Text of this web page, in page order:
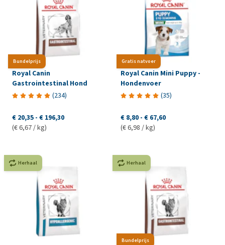
Bundelprijs
Royal Canin
Gastrointestinal Hond
(234)
€ 20,35 - € 196,30
(€ 6,67 / kg)
Gratis natvoer
Royal Canin Mini Puppy -
Hondenvoer
(35)
€ 8,80 - € 67,60
(€ 6,98 / kg)
Herhaal
Bundelprijs
Herhaal